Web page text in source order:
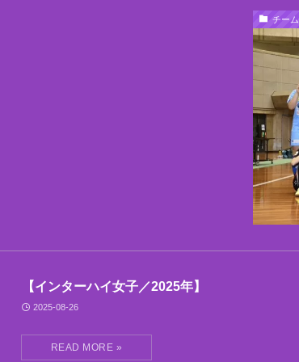
チー
【インターハイ女子／2025年】
2025-08-26